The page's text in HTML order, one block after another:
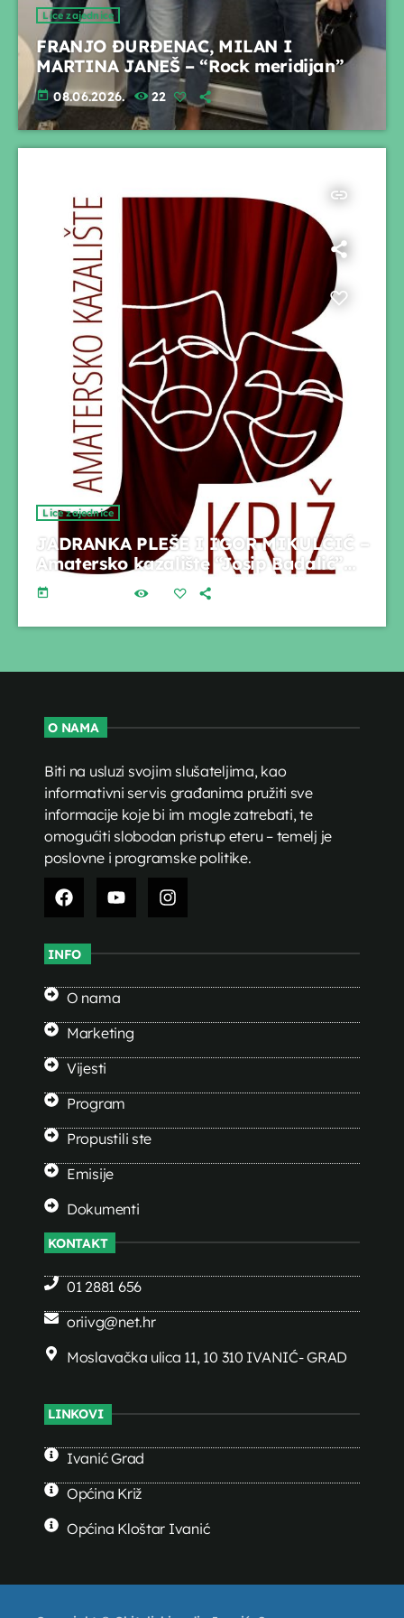
Lice zajednice
FRANJO ĐURĐENAC, MILAN I
MARTINA JANEŠ – “Rock meridijan”
today 08.06.2026. 22
insert_link
Lice zajednice
JADRANKA PLEŠE I IGOR MIKULČIĆ –
Amatersko kazalište “Josip Badalić”
Križ
today
O NAMA
Biti na usluzi svojim slušateljima, kao
informativni servis građanima pružiti sve
informacije koje bi im mogle zatrebati, te
omogućiti slobodan pristup eteru – temelj je
poslovne i programske politike.
INFO
O nama
Marketing
Vijesti
Program
Propustili ste
Emisije
Dokumenti
KONTAKT
01 2881 656
oriivg@net.hr
Moslavačka ulica 11, 10 310 IVANIĆ- GRAD
LINKOVI
Ivanić Grad
Općina Križ
Općina Kloštar Ivanić